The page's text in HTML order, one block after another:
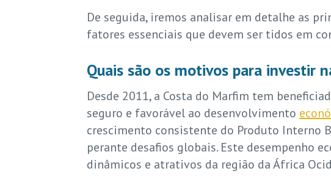
De seguida, iremos analisar em detalhe as
fatores essenciais que devem ser tidos em
Quais são os motivos para investir
Desde 2011, a Costa do Marfim tem
seguro e favorável ao desenvolvimento
crescimento consistente do Produto Interno
perante desafios globais. Este desempenho
dinâmicos e atrativos da região da África